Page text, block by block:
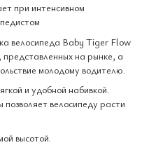
при интенсивном
велосипеда Baby Tiger Flow
представленных на рынке, а
молодому водителю.
и удобной набивкой.
позволяет велосипеду расти
высотой.